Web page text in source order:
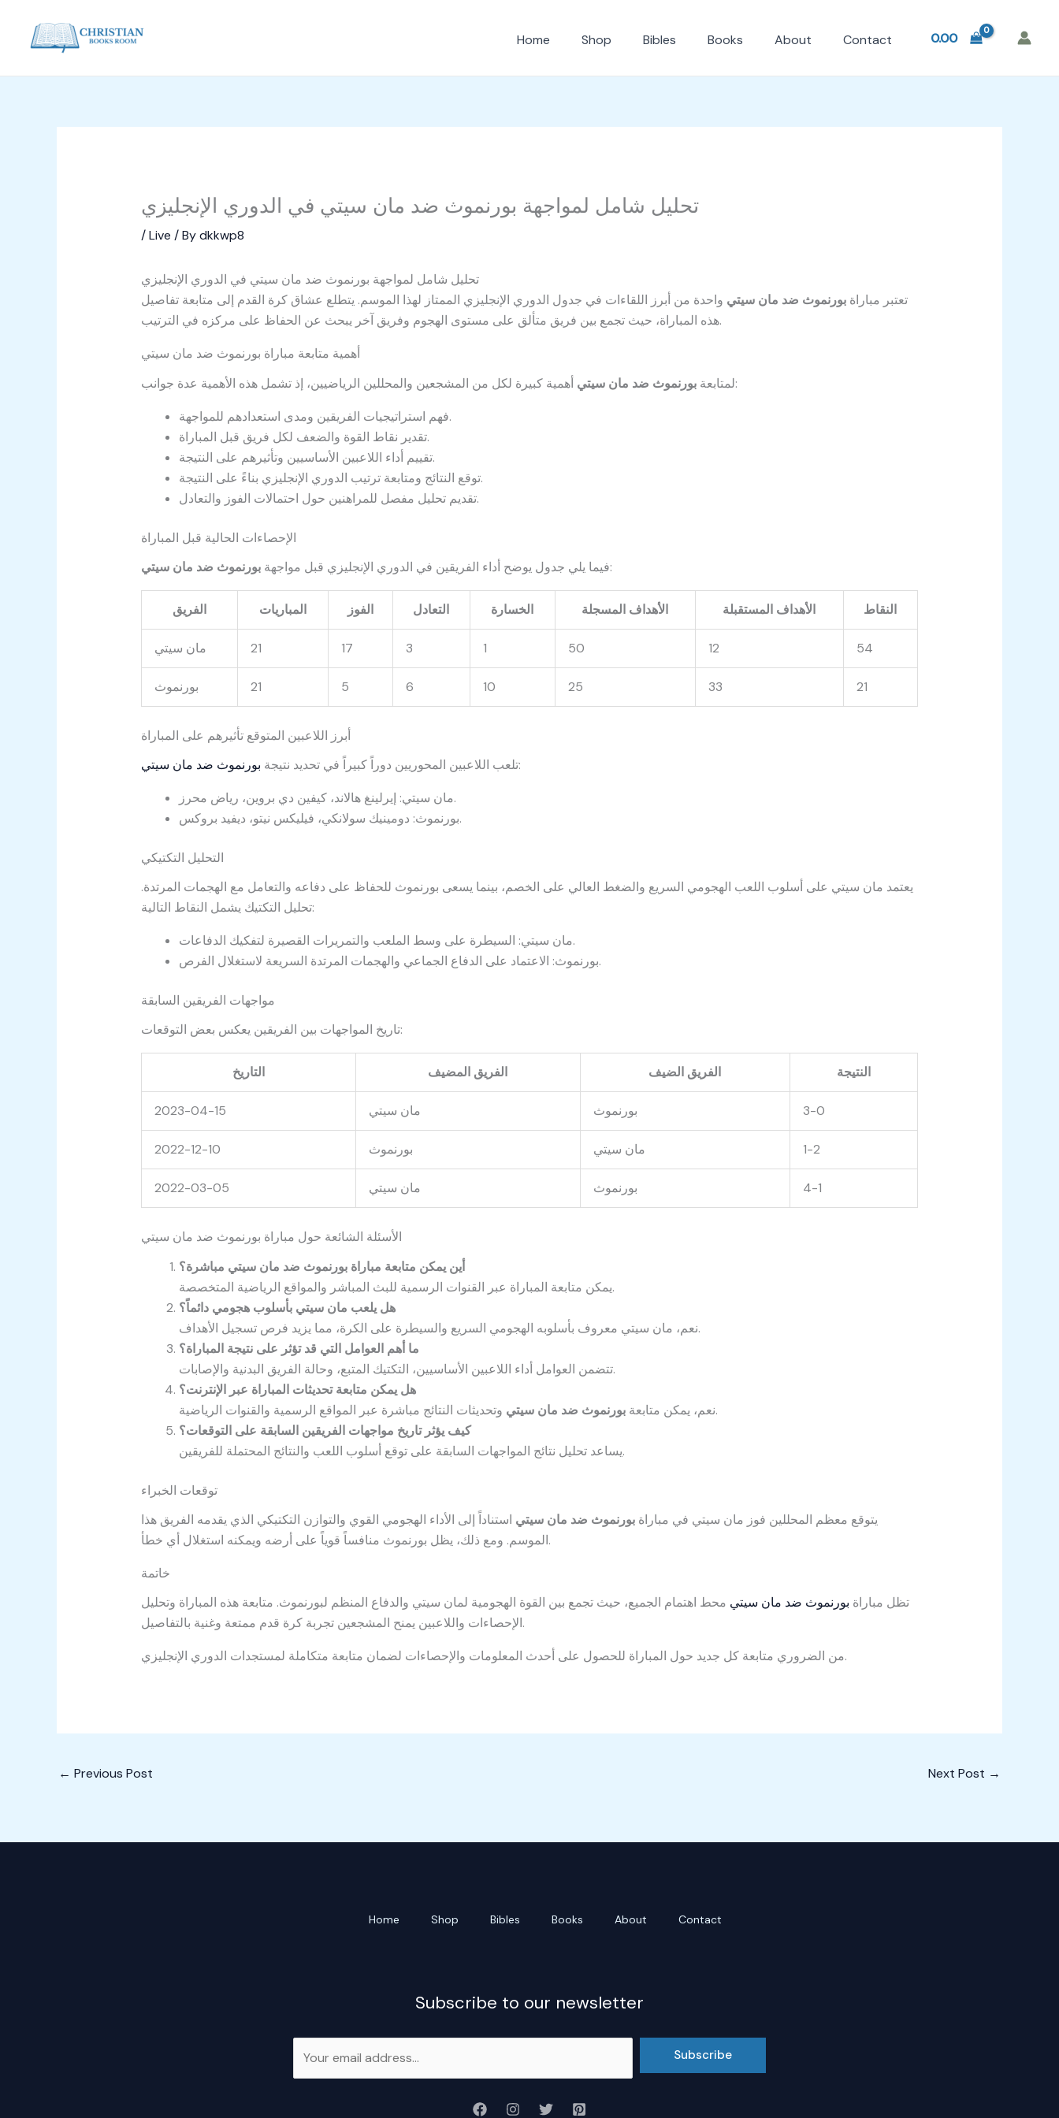
content
Home Shop Bibles Books About Contact 0.00
تحليل شامل لمواجهة بورنموث ضد مان سيتي في الدوري الإنجليزي
/Live / Bydkkwp8
تحليل شامل لمواجهة بورنموث ضد مان سيتي في الدوري الإنجليزي
تعتبر مباراةبورنموث ضد مان سيتي واحدة من أبرز اللقاءات في جدول الدوري الإنجليزي الممتاز لهذا الموسم. يتطلع عشاق كرة القدم إلى متابعة تفاصيل
هذه المباراة، حيث تجمع بين فريق متألق على مستوى الهجوم وفريق آخر يبحث عن الحفاظ على مركزه في الترتيب.
أهمية متابعة مباراة بورنموث ضد مان سيتي
لمتابعةبورنموث ضد مان سيتي
أهمية كبيرة لكل من المشجعين والمحللين الرياضيين، إذ تشمل هذه الأهمية عدة جوانب:
فهم استراتيجيات الفريقين ومدى استعدادهم للمواجهة.
تقدير نقاط القوة والضعف لكل فريق قبل المباراة.
تقييم أداء اللاعبين الأساسيين وتأثيرهم على النتيجة.
توقع النتائج ومتابعة ترتيب الدوري الإنجليزي بناءً على النتيجة.
تقديم تحليل مفصل للمراهنين حول احتمالات الفوز والتعادل.
الإحصاءات الحالية قبل المباراة
فيما يلي جدول يوضح أداء الفريقين في الدوري الإنجليزي قبل مواجهةبورنموث ضد مان سيتي :
الفريق المباريات الفوز التعادل الخسارة الأهداف المسجلة الأهداف المستقبلة النقاط
مان سيتي 21 17 3 1 50 12 54
بورنموث 21 5 6 10 25 33 21
أبرز اللاعبين المتوقع تأثيرهم على المباراة
تلعب اللاعبين المحوريين دوراً كبيراً في تحديد نتيجة بورنموث ضد مان سيتي
:
مان سيتي: إيرلينغ هالاند، كيفين دي بروين، رياض محرز.
بورنموث: دومينيك سولانكي، فيليكس نيتو، ديفيد بروكس.
التحليل التكتيكي
يعتمد مان سيتي على أسلوب اللعب الهجومي السريع والضغط العالي على الخصم، بينما يسعى بورنموث للحفاظ على دفاعه والتعامل مع الهجمات المرتدة.
تحليل التكتيك يشمل النقاط التالية:
مان سيتي: السيطرة على وسط الملعب والتمريرات القصيرة لتفكيك الدفاعات.
بورنموث: الاعتماد على الدفاع الجماعي والهجمات المرتدة السريعة لاستغلال الفرص.
مواجهات الفريقين السابقة
تاريخ المواجهات بين الفريقين يعكس بعض التوقعات:
التاريخ الفريق المضيف الفريق الضيف النتيجة
2023-04-15 مان سيتي بورنموث 3-0
2022-12-10 بورنموث مان سيتي 1-2
2022-03-05 مان سيتي بورنموث 4-1
الأسئلة الشائعة حول مباراة بورنموث ضد مان سيتي
أين يمكن متابعة مباراة بورنموث ضد مان سيتي مباشرة؟
يمكن متابعة المباراة عبر القنوات الرسمية للبث المباشر والمواقع الرياضية المتخصصة.
هل يلعب مان سيتي بأسلوب هجومي دائماً؟
نعم، مان سيتي معروف بأسلوبه الهجومي السريع والسيطرة على الكرة، مما يزيد فرص تسجيل الأهداف.
ما أهم العوامل التي قد تؤثر على نتيجة المباراة؟
تتضمن العوامل أداء اللاعبين الأساسيين، التكتيك المتبع، وحالة الفريق البدنية والإصابات.
هل يمكن متابعة تحديثات المباراة عبر الإنترنت؟
نعم، يمكن متابعةبورنموث ضد مان سيتي
وتحديثات النتائج مباشرة عبر المواقع الرسمية والقنوات الرياضية.
كيف يؤثر تاريخ مواجهات الفريقين السابقة على التوقعات؟
يساعد تحليل نتائج المواجهات السابقة على توقع أسلوب اللعب والنتائج المحتملة للفريقين.
توقعات الخبراء
يتوقع معظم المحللين فوز مان سيتي في مباراةبورنموث ضد مان سيتي استناداً إلى الأداء الهجومي القوي والتوازن التكتيكي الذي يقدمه الفريق هذا
الموسم. ومع ذلك، يظل بورنموث منافساً قوياً على أرضه ويمكنه استغلال أي خطأ.
خاتمة
تظل مباراة بورنموث ضد مان سيتي محط اهتمام الجميع، حيث تجمع بين القوة الهجومية لمان سيتي والدفاع المنظم لبورنموث. متابعة هذه المباراة وتحليل
الإحصاءات واللاعبين يمنح المشجعين تجربة كرة قدم ممتعة وغنية بالتفاصيل.
من الضروري متابعة كل جديد حول المباراة للحصول على أحدث المعلومات والإحصاءات لضمان متابعة متكاملة لمستجدات الدوري الإنجليزي.
← Previous Post Next Post →
Home Shop Bibles Books About Contact
Subscribe to our newsletter
Subscribe